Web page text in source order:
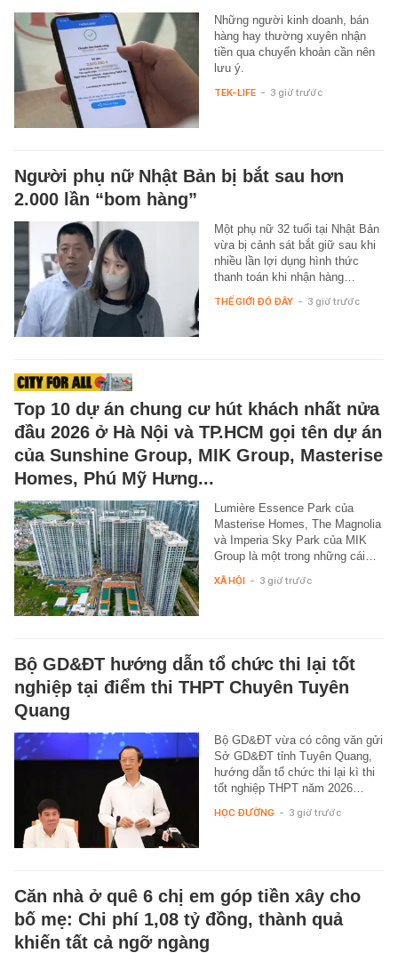
Những người kinh doanh, bán
hàng hay thường xuyên nhận
tiền qua chuyển khoản cần nên
lưu ý.
TEK-LIFE - 3 giờ trước
Người phụ nữ Nhật Bản bị bắt sau hơn
2.000 lần “bom hàng”
Một phụ nữ 32 tuổi tại Nhật Bản
vừa bị cảnh sát bắt giữ sau khi
nhiều lần lợi dụng hình thức
thanh toán khi nhận hàng…
THẾ GIỚI ĐÓ ĐÂY - 3 giờ trước
Top 10 dự án chung cư hút khách nhất nửa
đầu 2026 ở Hà Nội và TP.HCM gọi tên dự án
của Sunshine Group, MIK Group, Masterise
Homes, Phú Mỹ Hưng...
Lumière Essence Park của
Masterise Homes, The Magnolia
và Imperia Sky Park của MIK
Group là một trong những cái…
XÃ HỘI - 3 giờ trước
Bộ GD&ĐT hướng dẫn tổ chức thi lại tốt
nghiệp tại điểm thi THPT Chuyên Tuyên
Quang
Bộ GD&ĐT vừa có công văn gửi
Sở GD&ĐT tỉnh Tuyên Quang,
hướng dẫn tổ chức thi lại kì thi
tốt nghiệp THPT năm 2026…
HỌC ĐƯỜNG - 3 giờ trước
Căn nhà ở quê 6 chị em góp tiền xây cho
bố mẹ: Chi phí 1,08 tỷ đồng, thành quả
khiến tất cả ngỡ ngàng